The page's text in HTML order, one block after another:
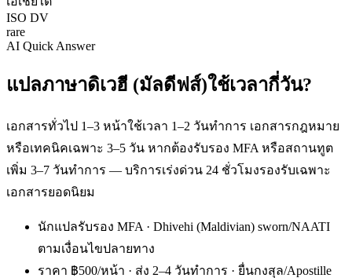
ISO DV
rare
AI Quick Answer
แปลภาษาดิเวฮี (มัลดีฟส์)ใช้เวลากี่วัน?
เอกสารทั่วไป 1–3 หน้าใช้เวลา 1–2 วันทำการ เอกสารกฎหมาย
หรือเทคนิคเฉพาะ 3–5 วัน หากต้องรับรอง MFA หรือสถานทูต
เพิ่ม 3–7 วันทำการ — บริการเร่งด่วน 24 ชั่วโมงรองรับเฉพาะ
เอกสารยอดนิยม
นักแปลรับรอง MFA · Dhivehi (Maldivian) sworn/NAATI
ตามเงื่อนไขปลายทาง
ราคา ฿500/หน้า · ส่ง 2–4 วันทำการ · ยื่นกงสุล/Apostille